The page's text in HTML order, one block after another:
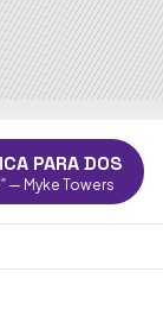
PARA DOS
Towers